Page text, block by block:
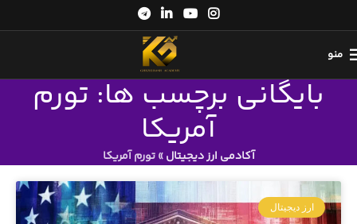
منو
بایگانی برچسب ها: تورم
آمریکا
آکادمی ارز دیجیتال»تورم آمریکا
ارز دیجیتال